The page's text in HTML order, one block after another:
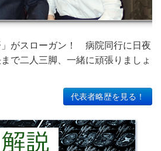
」がスローガン！ 病院同行に日夜
で二人三脚、一緒に頑張りましょ
代表者略歴を見る！